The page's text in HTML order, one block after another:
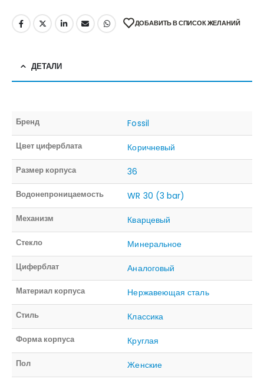
ДОБАВИТЬ В СПИСОК ЖЕЛАНИЙ
ДЕТАЛИ
Бренд Fossil
Цвет циферблата Коричневый
Размер корпуса 36
Водонепроницаемость WR 30 (3 bar)
Механизм Кварцевый
Стекло Минеральное
Циферблат Аналоговый
Материал корпуса Нержавеющая сталь
Стиль Классика
Форма корпуса Круглая
Пол Женские